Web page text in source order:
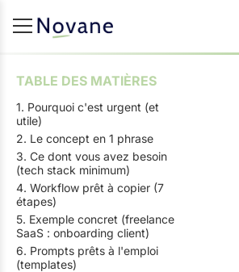
TABLE DES MATIÈRES
1. Pourquoi c'est urgent (et
utile)
2. Le concept en 1 phrase
3. Ce dont vous avez besoin
(tech stack minimum)
4. Workflow prêt à copier (7
étapes)
5. Exemple concret (freelance
SaaS : onboarding client)
6. Prompts prêts à l'emploi
(templates)